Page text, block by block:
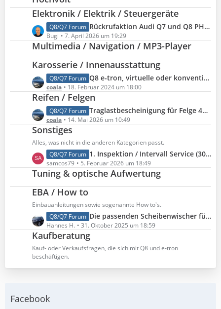
ä
e
e
i
t
r
ä
e
t
e
B
e
i
t
r
ä
g
e
Elektronik / Elektrik / Steuergeräte
L
e
t
t
e
B
e
t
r
ä
g
e
Q8/Q7 Forum Rückrufaktion Audi Q7 und Q8 PHEV (KBA 15663R, Audi 93QQ)
Bugi 7. April 2026 um 19:29
Multimedia / Navigation / MP3-Player
Karosserie / Innenausstattung
L
e
t
z
t
e
e
i
t
r
ä
g
e
Q8/Q7 Forum Q8 e-tron, virtuelle oder konventionelle Außenspiegel?
coala 18. Februar 2024 um 18:00
Reifen / Felgen
L
e
t
z
e
B
e
i
r
ä
g
e
Q8/Q7 Forum Traglastbescheinigung für Felge 4M0601025CP
coala 14. Mai 2026 um 10:49
Sonstiges
Alles, was nicht in die anderen Kategorien passt.
L
e
t
t
e
e
i
r
Q8/Q7 Forum 1. Inspektion / Intervall Service (30.000 km) beim RS Q8, die Kosten und wann es soweit war.
samcos79 5. Februar 2026 um 18:49
Tuning & optische Aufwertung
EBA / How to
Einbauanleitungen sowie sogenannte How to's.
L
e
t
z
t
i
t
Q8/Q7 Forum Die passenden Scheibenwischer für den Q8
Hannes H. 31. Oktober 2025 um 18:59
Kaufberatung
Kauf- oder Verkaufsfragen, die sich mit Q8 und e-tron
beschäftigen.
Facebook